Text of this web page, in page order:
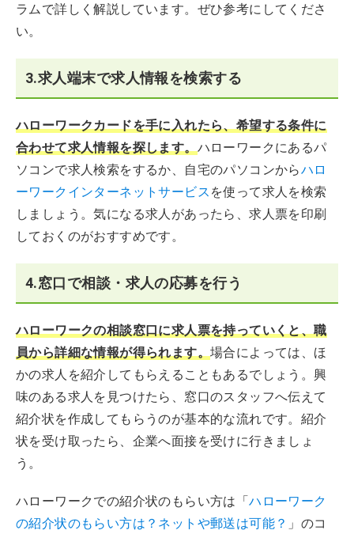
ラムで詳しく解説しています。ぜひ参考にしてくださ
い。
3.求人端末で求人情報を検索する
ハローワークカードを手に入れたら、希望する条件に
合わせて求人情報を探します。ハローワークにあるパ
ソコンで求人検索をするか、自宅のパソコンからハロ
ーワークインターネットサービス を使って求人を検索
しましょう。気になる求人があったら、求人票を印刷
しておくのがおすすめです。
4.窓口で相談・求人の応募を行う
ハローワークの相談窓口に求人票を持っていくと、職
員から詳細な情報が得られます。場合によっては、ほ
かの求人を紹介してもらえることもあるでしょう。興
味のある求人を見つけたら、窓口のスタッフへ伝えて
紹介状を作成してもらうのが基本的な流れです。紹介
状を受け取ったら、企業へ面接を受けに行きましょ
う。
ハローワークでの紹介状のもらい方は「ハローワーク
の紹介状のもらい方は？ネットや郵送は可能？ 」のコ